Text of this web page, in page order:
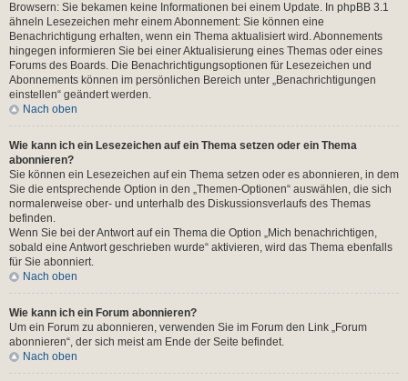
Browsern: Sie bekamen keine Informationen bei einem Update. In phpBB 3.1
ähneln Lesezeichen mehr einem Abonnement: Sie können eine
Benachrichtigung erhalten, wenn ein Thema aktualisiert wird. Abonnements
hingegen informieren Sie bei einer Aktualisierung eines Themas oder eines
Forums des Boards. Die Benachrichtigungsoptionen für Lesezeichen und
Abonnements können im persönlichen Bereich unter „Benachrichtigungen
einstellen“ geändert werden.
Nach oben
Wie kann ich ein Lesezeichen auf ein Thema setzen oder ein Thema
abonnieren?
Sie können ein Lesezeichen auf ein Thema setzen oder es abonnieren, in dem
Sie die entsprechende Option in den „Themen-Optionen“ auswählen, die sich
normalerweise ober- und unterhalb des Diskussionsverlaufs des Themas
befinden.
Wenn Sie bei der Antwort auf ein Thema die Option „Mich benachrichtigen,
sobald eine Antwort geschrieben wurde“ aktivieren, wird das Thema ebenfalls
für Sie abonniert.
Nach oben
Wie kann ich ein Forum abonnieren?
Um ein Forum zu abonnieren, verwenden Sie im Forum den Link „Forum
abonnieren“, der sich meist am Ende der Seite befindet.
Nach oben